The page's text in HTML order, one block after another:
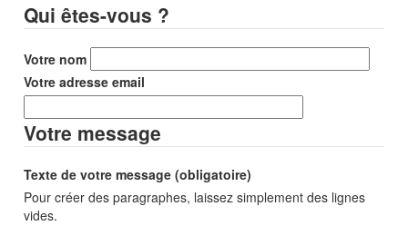
Qui êtes-vous ?
Votre nom
Votre adresse email
Votre message
Texte de votre message (obligatoire)
Pour créer des paragraphes, laissez simplement des lignes
vides.